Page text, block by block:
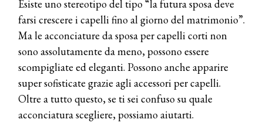
Esiste uno stereotipo del tipo “la futura sposa deve
farsi crescere i capelli fino al giorno del matrimonio”.
Ma le acconciature da sposa per capelli corti non
sono assolutamente da meno, possono essere
scompigliate ed eleganti. Possono anche apparire
super sofisticate grazie agli accessori per capelli.
Oltre a tutto questo, se ti sei confuso su quale
acconciatura scegliere, possiamo aiutarti.